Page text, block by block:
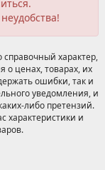
характер,
о ценах, товарах, их
ошибки, так и
уведомления, и
либо претензий.
характеристики и